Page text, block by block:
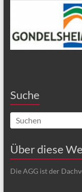
Suche
Über diese
Die AGG ist der